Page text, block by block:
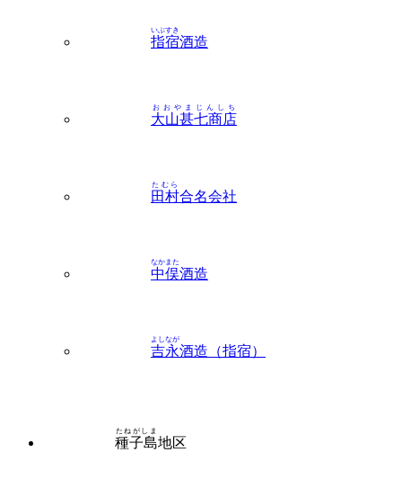
指宿
いぶすき
酒造
大山甚七商店
おおやまじんしち
田村
たむら
合名会社
中俣
なかまた
酒造
吉永
よしなが
酒造（指宿）
種子島
たねがしま
地区